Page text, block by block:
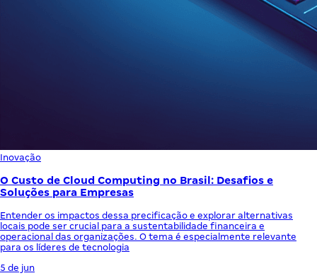
Inovação
O Custo de Cloud Computing no Brasil: Desafios e
Soluções para Empresas
Entender os impactos dessa precificação e explorar alternativas
locais pode ser crucial para a sustentabilidade financeira e
operacional das organizações. O tema é especialmente relevante
para os líderes de tecnologia
5 de jun